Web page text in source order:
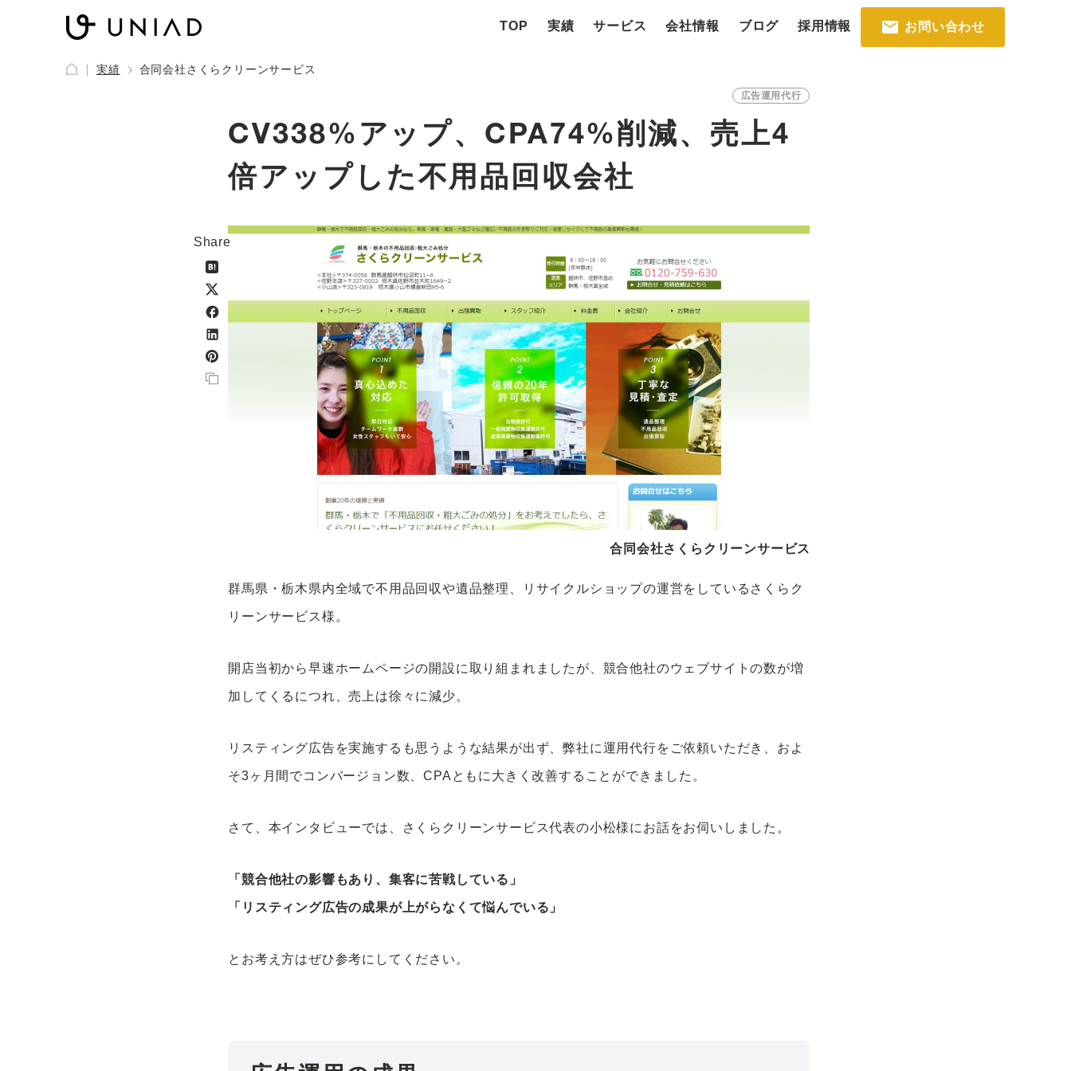
TOP 実績 サービス 会社情報 ブログ 採用情報 お問い合わせ
実績 合同会社さくらクリーンサービス
Share
広告運用代行
CV338%アップ、CPA74%削減、売上4
倍アップした不用品回収会社
合同会社さくらクリーンサービス
群馬県・栃木県内全域で不用品回収や遺品整理、リサイクルショップの運営をしているさくらク
リーンサービス様。
開店当初から早速ホームページの開設に取り組まれましたが、競合他社のウェブサイトの数が増
加してくるにつれ、売上は徐々に減少。
リスティング広告を実施するも思うような結果が出ず、弊社に運用代行をご依頼いただき、およ
そ3ヶ月間でコンバージョン数、CPAともに大きく改善することができました。
さて、本インタビューでは、さくらクリーンサービス代表の小松様にお話をお伺いしました。
「競合他社の影響もあり、集客に苦戦している」
「リスティング広告の成果が上がらなくて悩んでいる」
とお考え方はぜひ参考にしてください。